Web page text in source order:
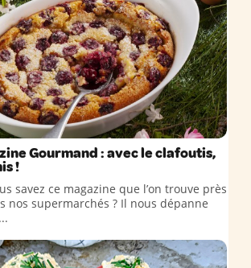
Gourmand : avec le clafoutis,
!
savez ce magazine que l’on trouve près
nos supermarchés ? Il nous dépanne